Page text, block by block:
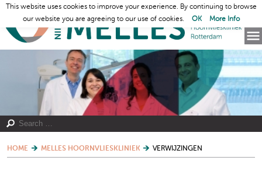
HOME MELLES HOORNVLIESKLINIEK VERWIJZINGEN
This website uses cookies to improve your experience. By continuing to browse
our website you are agreeing to our use of cookies.
OK More Info